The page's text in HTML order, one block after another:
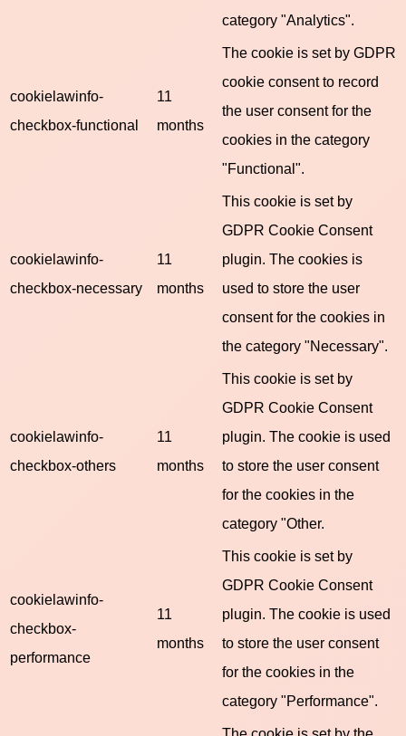
category "Analytics".
cookielawinfo-
checkbox-functional
11
months
The cookie is set by GDPR
cookie consent to record
the user consent for the
cookies in the category
"Functional".
cookielawinfo-
checkbox-necessary
11
months
This cookie is set by
GDPR Cookie Consent
plugin. The cookies is
used to store the user
consent for the cookies in
the category "Necessary".
cookielawinfo-
checkbox-others
11
months
This cookie is set by
GDPR Cookie Consent
plugin. The cookie is used
to store the user consent
for the cookies in the
category "Other.
cookielawinfo-
checkbox-
performance
11
months
This cookie is set by
GDPR Cookie Consent
plugin. The cookie is used
to store the user consent
for the cookies in the
category "Performance".